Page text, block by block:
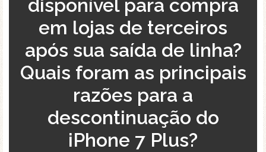
disponível para compra
em lojas de terceiros
após sua saída de linha?
Quais foram as principais
razões para a
descontinuação do
iPhone 7 Plus?